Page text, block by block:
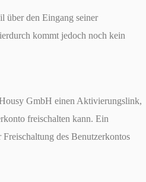
den Eingang seiner
kommt jedoch noch kein
GmbH einen Aktivierungslink,
freischalten kann. Ein
des Benutzerkontos